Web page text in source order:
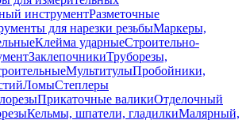
инструментРазметочные
для нарезки резьбыМаркеры,
Клейма ударныеСтроительно-
ЗаклепочникиТруборезы,
МультитулыПробойники,
ЛомыСтеплеры
Прикаточные валикиОтделочный
Кельмы, шпатели, гладилкиМалярный,